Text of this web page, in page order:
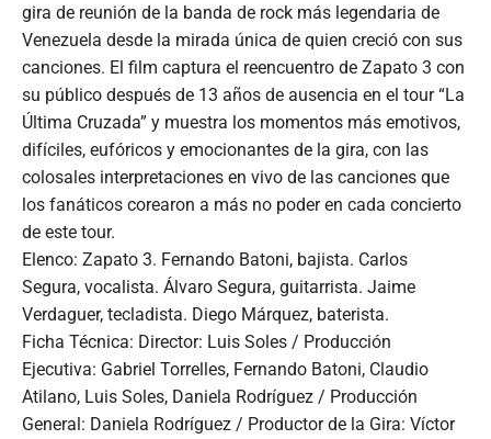
gira de reunión de la banda de rock más legendaria de
Venezuela desde la mirada única de quien creció con sus
canciones. El film captura el reencuentro de Zapato 3 con
su público después de 13 años de ausencia en el tour “La
Última Cruzada” y muestra los momentos más emotivos,
difíciles, eufóricos y emocionantes de la gira, con las
colosales interpretaciones en vivo de las canciones que
los fanáticos corearon a más no poder en cada concierto
de este tour.
Elenco: Zapato 3. Fernando Batoni, bajista. Carlos
Segura, vocalista. Álvaro Segura, guitarrista. Jaime
Verdaguer, tecladista. Diego Márquez, baterista.
Ficha Técnica: Director: Luis Soles / Producción
Ejecutiva: Gabriel Torrelles, Fernando Batoni, Claudio
Atilano, Luis Soles, Daniela Rodríguez / Producción
General: Daniela Rodríguez / Productor de la Gira: Víctor